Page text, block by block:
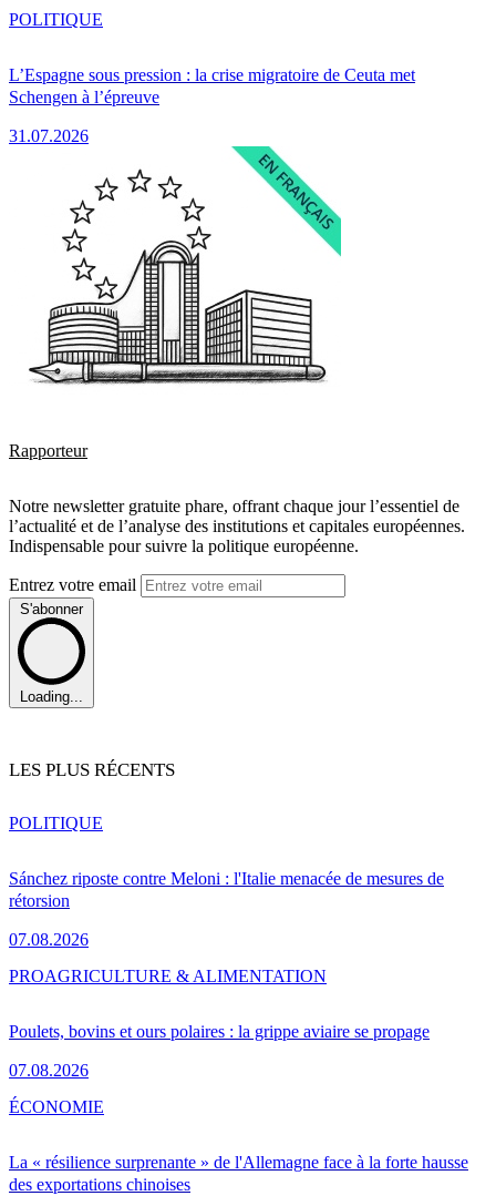
L’Espagne sous pression : la crise migratoire de Ceuta met
Schengen à l’épreuve
31.07.2026
POLITIQUE
Rapporteur
Notre newsletter gratuite phare, offrant chaque jour l’essentiel de
l’actualité et de l’analyse des institutions et capitales européennes.
Indispensable pour suivre la politique européenne.
Entrez votre email
S'abonner
Loading...
LES PLUS RÉCENTS
Sánchez riposte contre Meloni : l'Italie menacée de mesures de
rétorsion
07.08.2026
POLITIQUE
Poulets, bovins et ours polaires : la grippe aviaire se propage
07.08.2026
PROAGRICULTURE & ALIMENTATION
La « résilience surprenante » de l'Allemagne face à la forte hausse
des exportations chinoises
ÉCONOMIE